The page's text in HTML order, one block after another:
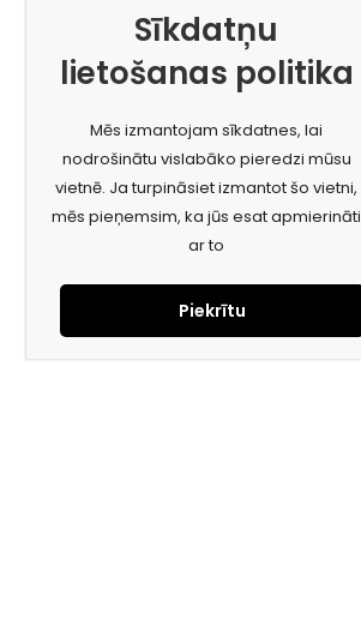
Sīkdatņu
lietošanas politika
Mēs izmantojam sīkdatnes, lai
nodrošinātu vislabāko pieredzi mūsu
vietnē. Ja turpināsiet izmantot šo vietni,
mēs pieņemsim, ka jūs esat apmierināti
ar to
Piekrītu